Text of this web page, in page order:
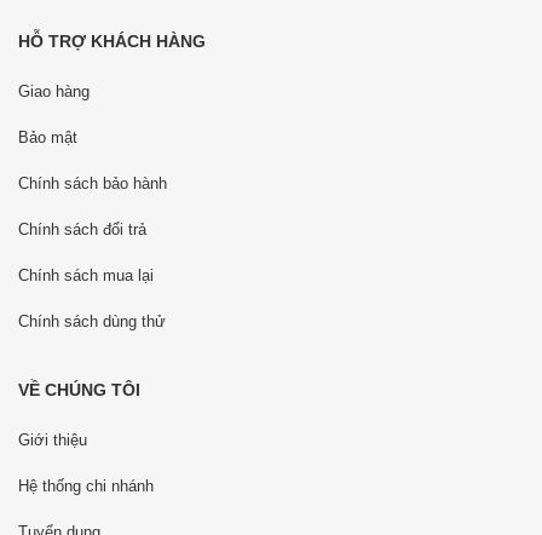
HỖ TRỢ KHÁCH HÀNG
Giao hàng
Bảo mật
Chính sách bảo hành
Chính sách đổi trả
Chính sách mua lại
Chính sách dùng thử
VỀ CHÚNG TÔI
Giới thiệu
Hệ thống chi nhánh